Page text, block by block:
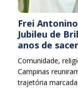
Frei
Jubileu de
anos de
Comunidade,
Campinas
trajetória